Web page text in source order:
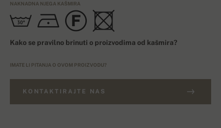
NAKNADNA NJEGA KAŠMIRA
Kako se pravilno brinuti o proizvodima od kašmira?
IMATE LI PITANJA O OVOM PROIZVODU?
KONTAKTIRAJTE NAS